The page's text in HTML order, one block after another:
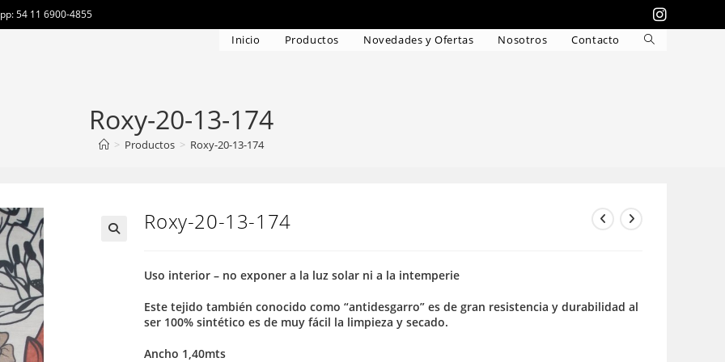
54 11 6900-4855
Inicio Productos Novedades y Ofertas Nosotros Contacto
Alternar
Roxy-20-13-174
> Productos > Roxy-20-13-174
Roxy-20-13-174
Uso interior – no exponer a la luz solar ni a la intemperie
Este tejido también conocido como “antidesgarro” es de gran resistencia y durabilidad al
ser 100% sintético es de muy fácil la limpieza y secado.
Ancho 1,40mts